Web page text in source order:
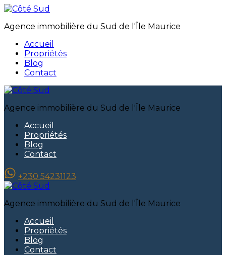
Agence immobilière du Sud de l'Île Maurice
Accueil
Propriétés
Blog
Contact
Agence immobilière du Sud de l'Île Maurice
Accueil
Propriétés
Blog
Contact
+230 54231123
Agence immobilière du Sud de l'Île Maurice
Accueil
Propriétés
Blog
Contact